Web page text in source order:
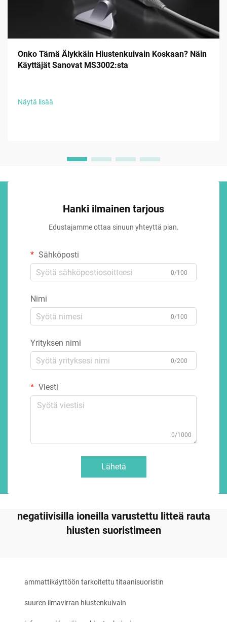
Onko Tämä Älykkäin Hiustenkuivain Koskaan? Näin
Käyttäjät Sanovat MS3002:sta
Näytä lisää
Hanki ilmainen tarjous
Edustajamme ottaa sinuun yhteyttä pian.
Sähköposti
0/100
Nimi
0/100
Yrityksen nimi
0/200
Viesti
0/1000
Lähetä
negatiivisilla ioneilla varustettu litteä rauta
hiusten suoristimeen
ammattikäyttöön tarkoitettu titaanisuoristin
suuren ilmavirran hiustenkuivain